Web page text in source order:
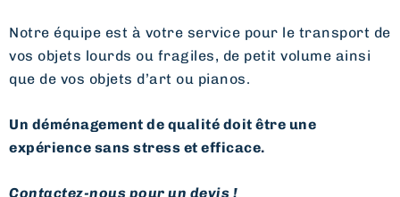
Notre équipe est à votre service pour le transport de
vos objets lourds ou fragiles, de petit volume ainsi
que de vos objets d’art ou pianos.
Un déménagement de qualité doit être une
expérience sans stress et efficace.
Contactez-nous pour un devis !